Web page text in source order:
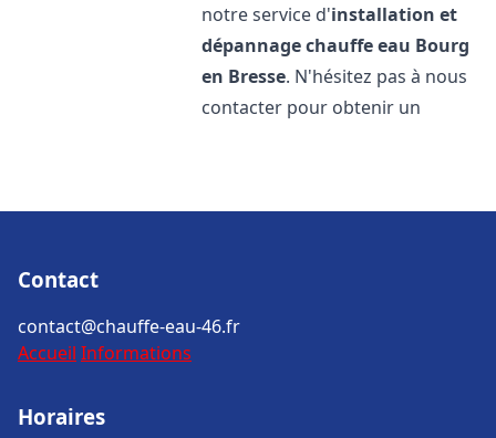
notre service d'installation et
dépannage chauffe eau Bourg
en Bresse. N'hésitez pas à nous
contacter pour obtenir un
Contact
contact@chauffe-eau-46.fr
Accueil Informations
Horaires